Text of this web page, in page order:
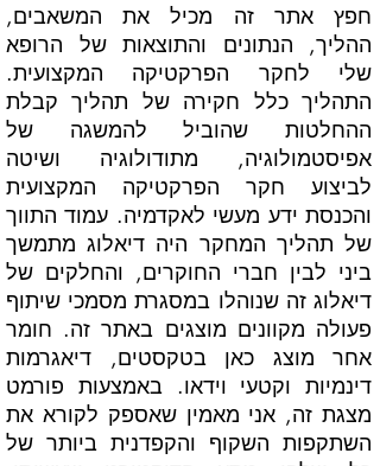
חפץ אתר זה מכיל את המשאבים,
ההליך, הנתונים והתוצאות של הרופא
שלי לחקר הפרקטיקה המקצועית.
התהליך כלל חקירה של תהליך קבלת
ההחלטות שהוביל להמשגה של
אפיסטמולוגיה, מתודולוגיה ושיטה
לביצוע חקר הפרקטיקה המקצועית
והכנסת ידע מעשי לאקדמיה. עמוד התווך
של תהליך המחקר היה דיאלוג מתמשך
ביני לבין חברי החוקרים, והחלקים של
דיאלוג זה שנוהלו במסגרת מסמכי שיתוף
פעולה מקוונים מוצגים באתר זה. חומר
אחר מוצג כאן בטקסטים, דיאגרמות
דינמיות וקטעי וידאו. באמצעות פורמט
מצגת זה, אני מאמין שאספק לקורא את
השתקפות השקוף והקפדנית ביותר של